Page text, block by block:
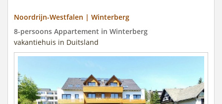
Noordrijn-Westfalen | Winterberg
8-persoons Appartement in Winterberg
vakantiehuis in Duitsland